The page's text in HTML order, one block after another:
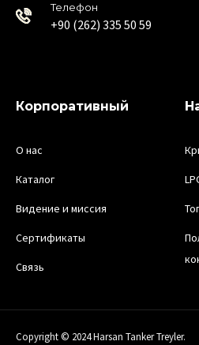
Телефон
+90 (262) 335 50 59
Корпоративный
О нас
Каталог
Видение и миссия
Сертификаты
Связь
Copyright © 2024 Harsan Tanker Treyler.